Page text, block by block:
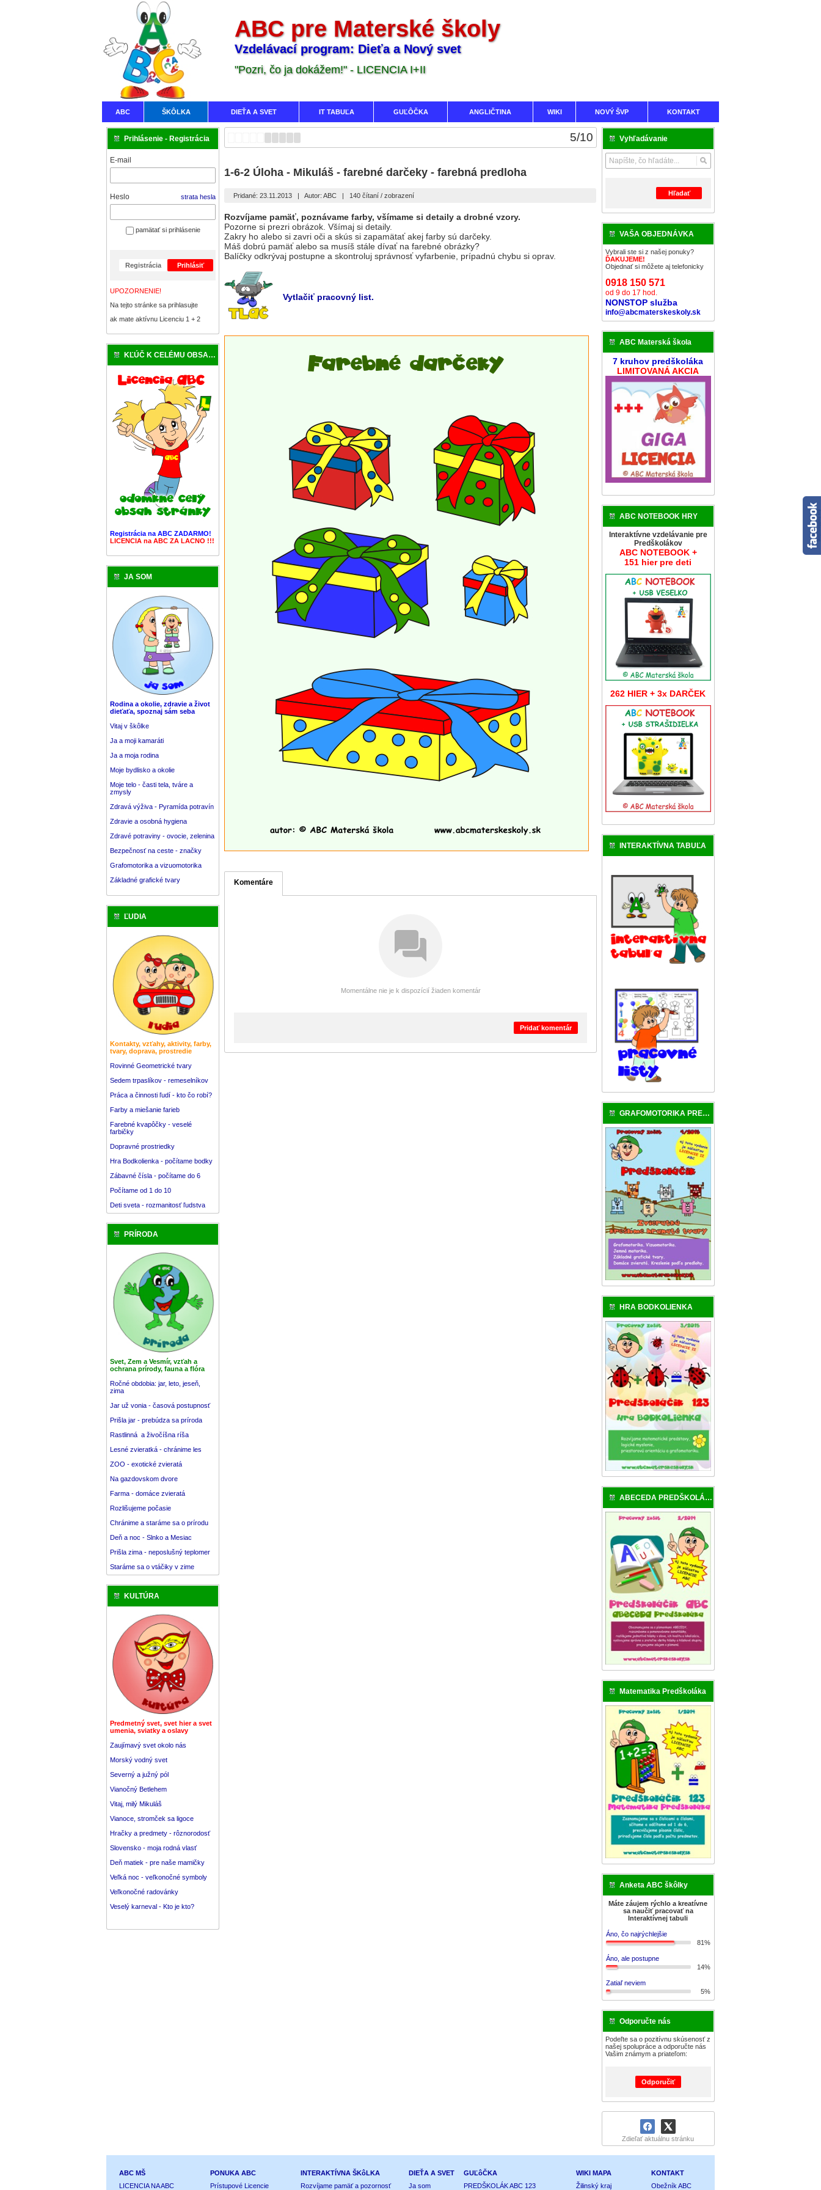
ABC pre Materské školy
Vzdelávací program: Dieťa a Nový svet
"Pozri, čo ja dokážem!" - LICENCIA I+II
ABC ŠKÔLKA DIEŤA A SVET IT TABUĽA GUĽÔČKA ANGLIČTINA WIKI NOVÝ ŠVP KONTAKT
Prihlásenie - Registrácia
E-mail
Heslo strata hesla
pamätať si prihlásenie
Registrácia Prihlásiť
UPOZORNENIE!
Na tejto stránke sa prihlasujte
ak mate aktívnu Licenciu 1 + 2
KĽÚČ K CELÉMU OBSAHU
Registrácia na ABC ZADARMO!
LICENCIA na ABC ZA LACNO !!!
JA SOM
Rodina a okolie, zdravie a život
dieťaťa, spoznaj sám seba
Vitaj v škôlke
Ja a moji kamaráti
Ja a moja rodina
Moje bydlisko a okolie
Moje telo - časti tela, tváre a
zmysly
Zdravá výživa - Pyramída potravín
Zdravie a osobná hygiena
Zdravé potraviny - ovocie, zelenina
Bezpečnosť na ceste - značky
Grafomotorika a vizuomotorika
Základné grafické tvary
ĽUDIA
Kontakty, vzťahy, aktivity, farby,
tvary, doprava, prostredie
Rovinné Geometrické tvary
Sedem trpaslíkov - remeselníkov
Práca a činnosti ľudí - kto čo robí?
Farby a miešanie farieb
Farebné kvapôčky - veselé
farbičky
Dopravné prostriedky
Hra Bodkolienka - počítame bodky
Zábavné čísla - počítame do 6
Počítame od 1 do 10
Deti sveta - rozmanitosť ľudstva
PRÍRODA
Svet, Zem a Vesmír, vzťah a
ochrana prírody, fauna a flóra
Ročné obdobia: jar, leto, jeseň,
zima
Jar už vonia - časová postupnosť
Prišla jar - prebúdza sa príroda
Rastlinná a živočíšna ríša
Lesné zvieratká - chránime les
ZOO - exotické zvieratá
Na gazdovskom dvore
Farma - domáce zvieratá
Rozlišujeme počasie
Chránime a staráme sa o prírodu
Deň a noc - Slnko a Mesiac
Prišla zima - neposlušný teplomer
Staráme sa o vtáčiky v zime
KULTÚRA
Predmetný svet, svet hier a svet
umenia, sviatky a oslavy
Zaujímavý svet okolo nás
Morský vodný svet
Severný a južný pól
Vianočný Betlehem
Vitaj, milý Mikuláš
Vianoce, stromček sa ligoce
Hračky a predmety - rôznorodosť
Slovensko - moja rodná vlasť
Deň matiek - pre naše mamičky
Veľká noc - veľkonočné symboly
Veľkonočné radovánky
Veselý karneval - Kto je kto?
Vyhľadávanie
Hľadať
VAŠA OBJEDNÁVKA
Vybrali ste si z našej ponuky?
ĎAKUJEME!
Objednať si môžete aj telefonicky
0918 150 571
od 9 do 17 hod.
NONSTOP služba
info@abcmaterskeskoly.sk
ABC Materská škola
7 kruhov predškoláka
LIMITOVANÁ AKCIA
ABC NOTEBOOK HRY
Interaktívne vzdelávanie pre
Predškolákov
ABC NOTEBOOK +
151 hier pre deti
262 HIER + 3x DARČEK
INTERAKTÍVNA TABUĽA
GRAFOMOTORIKA PREDŠKOLÁKA
HRA BODKOLIENKA
ABECEDA PREDŠKOLÁKA
Matematika Predškoláka
Anketa ABC škôlky
Máte záujem rýchlo a kreatívne
sa naučiť pracovať na
Interaktívnej tabuli
Áno, čo najrýchlejšie
81%
Áno, ale postupne
14%
Zatiaľ neviem
5%
Odporučte nás
Podeľte sa o pozitívnu skúsenosť z
našej spolupráce a odporučte nás
Vašim známym a priateľom:
Odporučiť
Zdieľať aktuálnu stránku
5/10
1-6-2 Úloha - Mikuláš - farebné darčeky - farebná predloha
Pridané: 23.11.2013 |Autor: ABC | 140 čítaní / zobrazení
Rozvíjame pamäť, poznávame farby, všímame si detaily a drobné vzory.
Pozorne si prezri obrázok. Všímaj si detaily.
Zakry ho alebo si zavri oči a skús si zapamätať akej farby sú darčeky.
Máš dobrú pamäť alebo sa musíš stále dívať na farebné obrázky?
Balíčky odkrývaj postupne a skontroluj správnosť vyfarbenie, prípadnú chybu si oprav.
Vytlačiť pracovný list.
Komentáre
Momentálne nie je k dispozícií žiaden komentár
Pridať komentár
ABC MŠ
LICENCIA NA ABC
PONUKA ABC
Prístupové Licencie
INTERAKTÍVNA ŠKôLKA
Rozvíjame pamäť a pozornosť
DIEŤA A SVET
Ja som
GUĽôČKA
PREDŠKOLÁK ABC 123
WIKI MAPA
Žilinský kraj
KONTAKT
Obežník ABC